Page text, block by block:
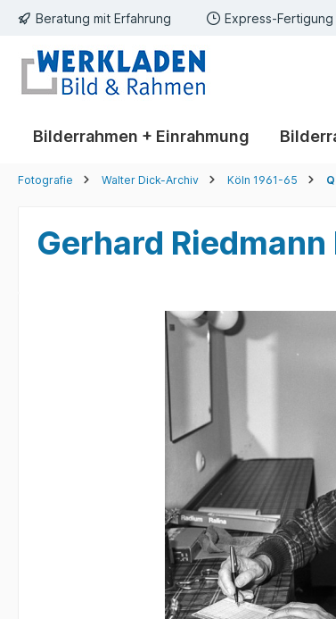
Zur Hauptnavigation springen
Beratung mit Erfahrung Express-Fertigung
Bilderrahmen + Einrahmung
Fotografie Walter Dick-Archiv Köln 1961-65
Gerhard
Bildergalerie überspringen